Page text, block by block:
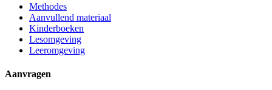
Methodes
Aanvullend materiaal
Kinderboeken
Lesomgeving
Leeromgeving
Aanvragen